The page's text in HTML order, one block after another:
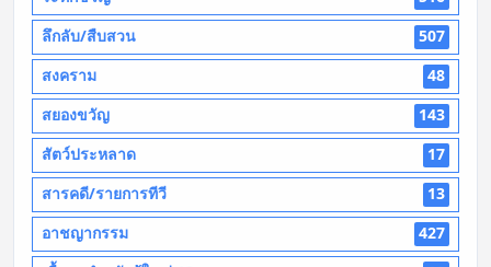
ลึกลับ/สืบสวน
507
สงคราม
48
สยองขวัญ
143
สัตว์ประหลาด
17
สารคดี/รายการทีวี
13
อาชญากรรม
427